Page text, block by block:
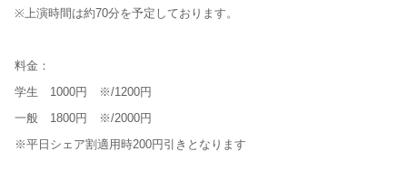
※上演時間は約70分を予定しております。
料金：
学生 1000円 ※/1200円
一般 1800円 ※/2000円
※平日シェア割適用時200円引きとなります